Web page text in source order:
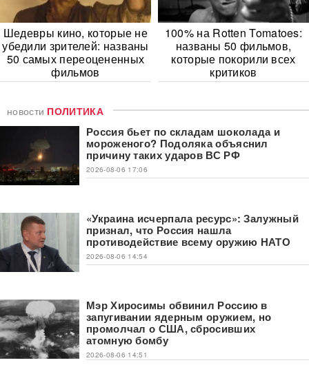
Шедевры кино, которые не
убедили зрителей: названы
50 самых переоцененных
фильмов
100% на Rotten Tomatoes:
названы 50 фильмов,
которые покорили всех
критиков
новости ПОЛИТИКА
Россия бьет по складам шоколада и
мороженого? Подоляка объяснил
причину таких ударов ВС РФ
2026-08-06 17:06
«Украина исчерпала ресурс»: Залужный
признал, что Россия нашла
противодействие всему оружию НАТО
2026-08-06 14:54
Мэр Хиросимы обвинил Россию в
запугивании ядерным оружием, но
промолчал о США, сбросивших
атомную бомбу
2026-08-06 14:51